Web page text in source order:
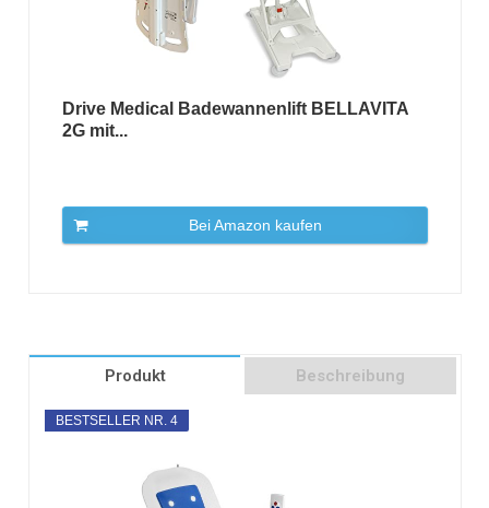
Drive Medical Badewannenlift BELLAVITA
2G mit...
Bei Amazon kaufen
Produkt Beschreibung
BESTSELLER NR. 4